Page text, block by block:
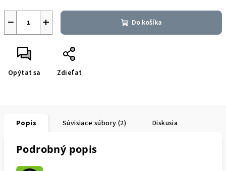
+
− Do košíka
Opýtať sa Zdieľať
Popis Súvisiace súbory (2) Diskusia
Podrobný popis